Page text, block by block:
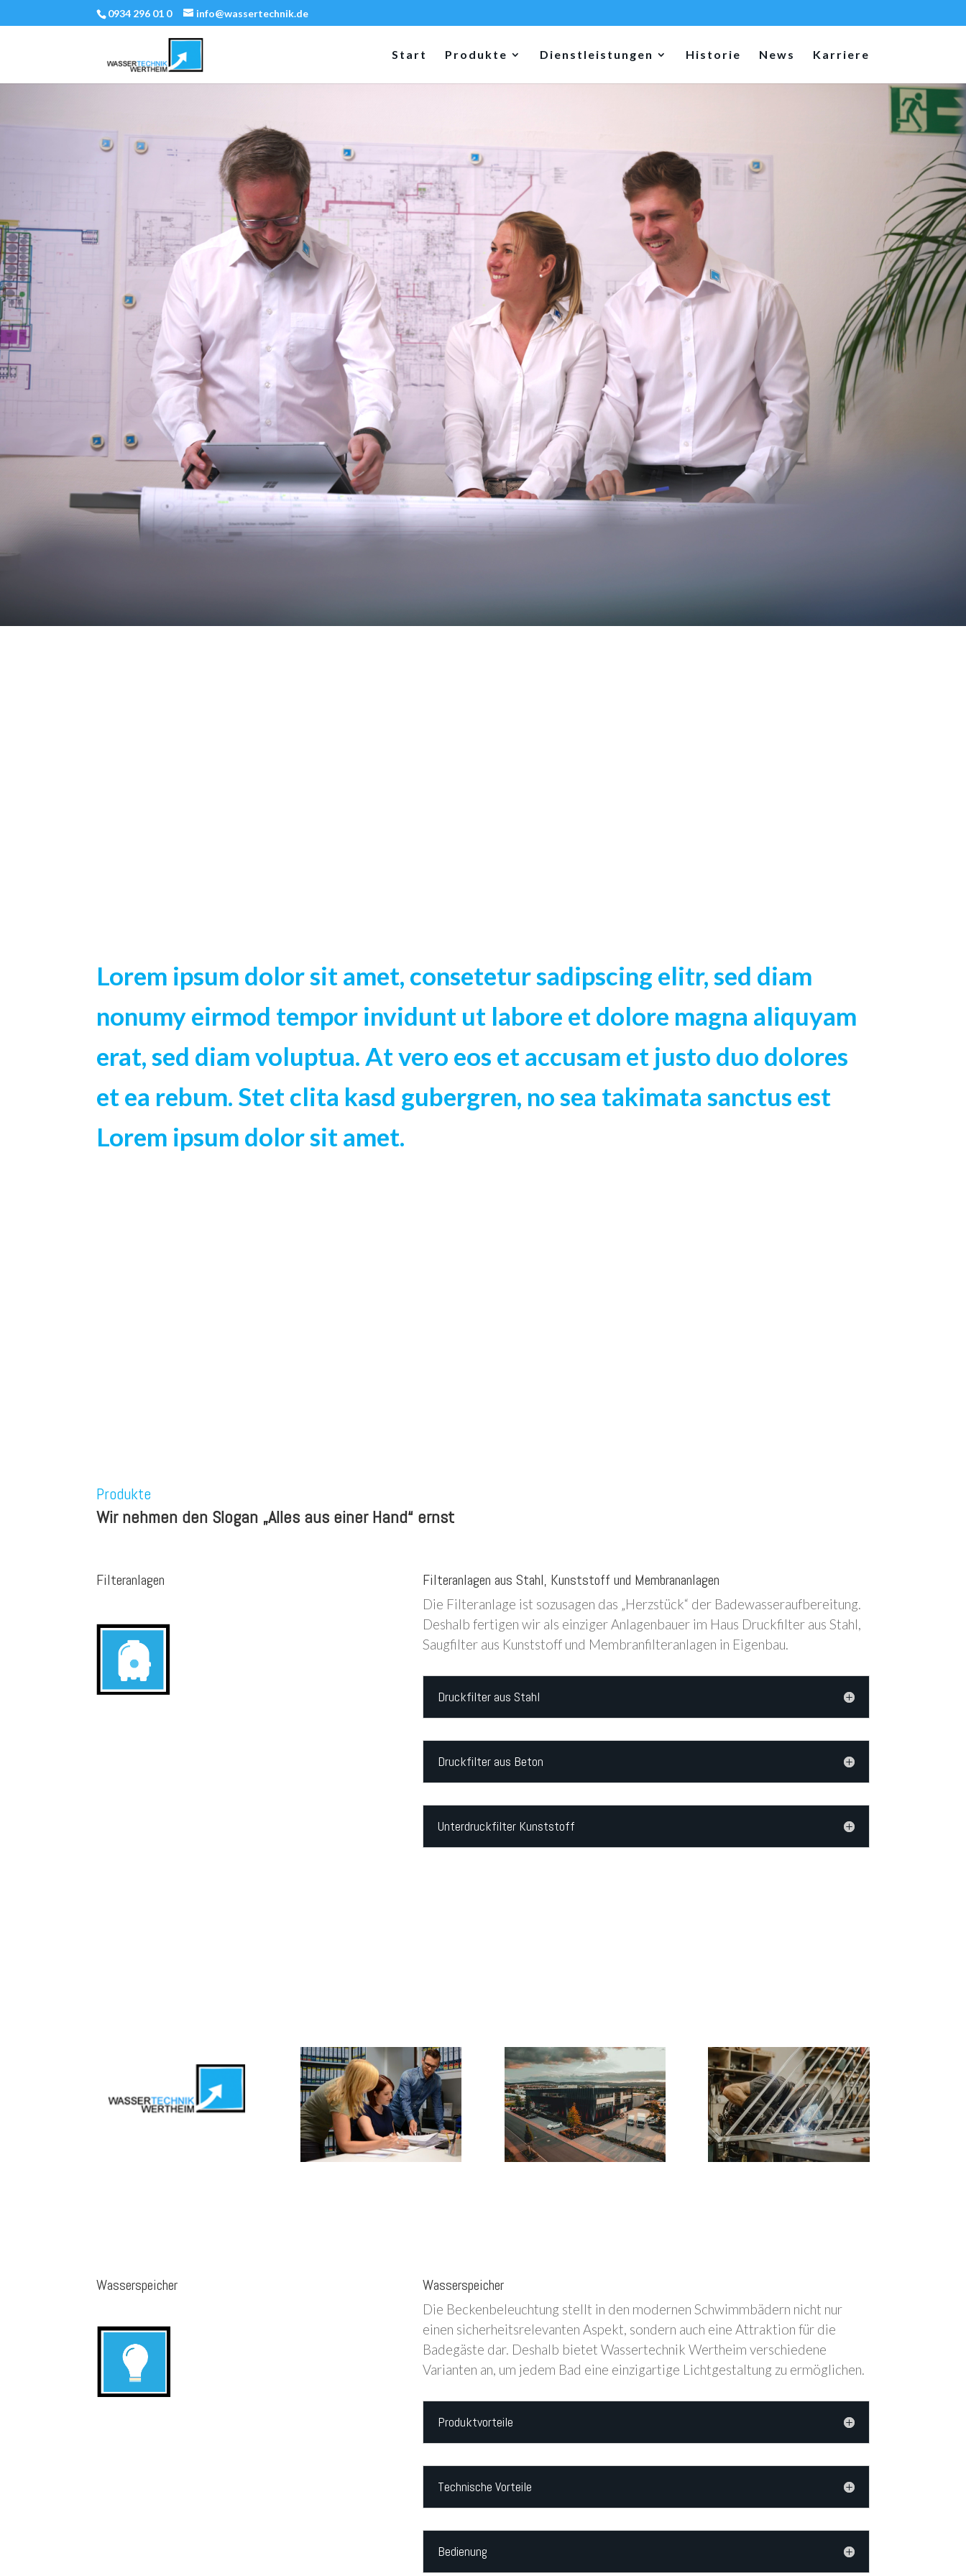
0934 296 01 0 info@wassertechnik.de
Start Produkte Dienstleistungen Historie News Karriere
Lorem ipsum dolor sit amet, consetetur sadipscing elitr, sed diam
nonumy eirmod tempor invidunt ut labore et dolore magna aliquyam
erat, sed diam voluptua. At vero eos et accusam et justo duo dolores
et ea rebum. Stet clita kasd gubergren, no sea takimata sanctus est
Lorem ipsum dolor sit amet.
Produkte
Wir nehmen den Slogan „Alles aus einer Hand“ ernst
Filteranlagen Filteranlagen aus Stahl, Kunststoff und Membrananlagen
Die Filteranlage ist sozusagen das „Herzstück“ der Badewasseraufbereitung.
Deshalb fertigen wir als einziger Anlagenbauer im Haus Druckfilter aus Stahl,
Saugfilter aus Kunststoff und Membranfilteranlagen in Eigenbau.
Druckfilter aus Stahl
Druckfilter aus Beton
Unterdruckfilter Kunststoff
Wasserspeicher Wasserspeicher
Die Beckenbeleuchtung stellt in den modernen Schwimmbädern nicht nur
einen sicherheitsrelevanten Aspekt, sondern auch eine Attraktion für die
Badegäste dar. Deshalb bietet Wassertechnik Wertheim verschiedene
Varianten an, um jedem Bad eine einzigartige Lichtgestaltung zu ermöglichen.
Produktvorteile
Technische Vorteile
Bedienung